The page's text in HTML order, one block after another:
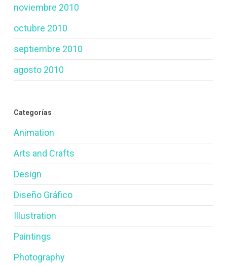
noviembre 2010
octubre 2010
septiembre 2010
agosto 2010
Categorías
Animation
Arts and Crafts
Design
Diseño Gráfico
Illustration
Paintings
Photography